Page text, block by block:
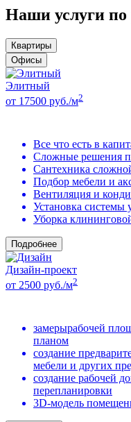
Наши услуги по
Квартиры
Офисы
Элитный
от 17500 руб./м2
Все что есть в
Сложные решения
Сантехника
Подбор мебели и
Вентиляция и
Установка системы
Уборка
Подробнее
Дизайн-проект
от 2500 руб./м2
замерырабочей
планом
создание
мебели и других
создание рабочей
перепланировки
3D-модель